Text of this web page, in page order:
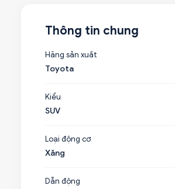
Thông tin chung
Hãng sản xuất
Toyota
Kiểu
SUV
Loại động cơ
Xăng
Dẫn động